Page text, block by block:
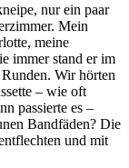
nur ein paar
Mein
meine
immer stand er im
Wir hörten
– wie oft
passierte es –
Bandfäden? Die
und mit